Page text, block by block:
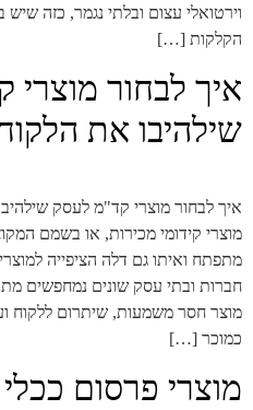
וירטואלי עצום ובלתי נגמר, כזה
הקלקות […]
איך לבחור מוצרי
שילהיבו את
איך לבחור מוצרי קד"מ לעסק
מוצרי קידומי מכירות, או בשמם
מתפתח ואיתו גם דלה הציפייה
חברות ובתי עסק שונים נמחפשים
מוצר חסר משמעות, שיתרום ללקוח
כמוכר […]
מוצרי פרסום